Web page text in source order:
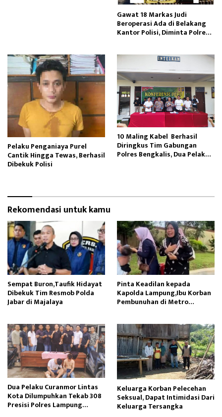
Gawat 18 Markas Judi
Beroperasi Ada di Belakang
Kantor Polisi, Diminta Polres
Pelaku Penganiaya Purel
Cantik Hingga Tewas, Berhasil
Dibekuk Polisi
10 Maling Kabel Berhasil
Diringkus Tim Gabungan
Polres Bengkalis, Dua Pelaku
Rekomendasi untuk kamu
Sempat Buron,Taufik Hidayat
Dibekuk Tim Resmob Polda
Jabar di Majalaya
Pinta Keadilan kepada
Kapolda Lampung,Ibu Korban
Pembunuhan di Metro
Dua Pelaku Curanmor Lintas
Kota Dilumpuhkan Tekab 308
Presisi Polres Lampung
Keluarga Korban Pelecehan
Seksual, Dapat Intimidasi Dari
Keluarga Tersangka